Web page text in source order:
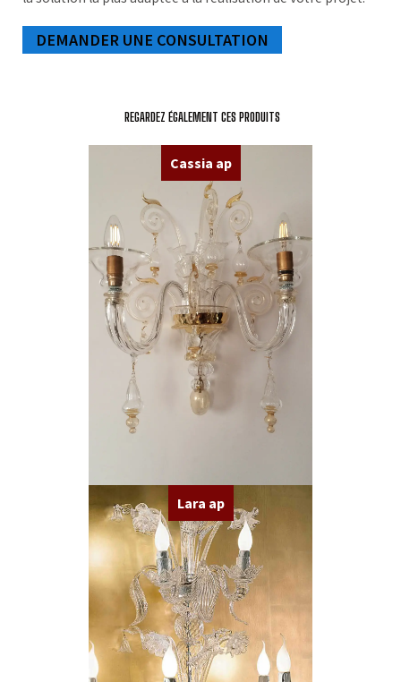
DEMANDER UNE CONSULTATION
REGARDEZ ÉGALEMENT CES PRODUITS
Cassia ap
Lara ap